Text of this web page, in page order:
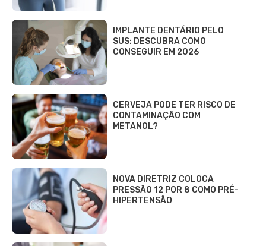
IMPLANTE DENTÁRIO PELO
SUS: DESCUBRA COMO
CONSEGUIR EM 2026
CERVEJA PODE TER RISCO DE
CONTAMINAÇÃO COM
METANOL?
NOVA DIRETRIZ COLOCA
PRESSÃO 12 POR 8 COMO PRÉ-
HIPERTENSÃO